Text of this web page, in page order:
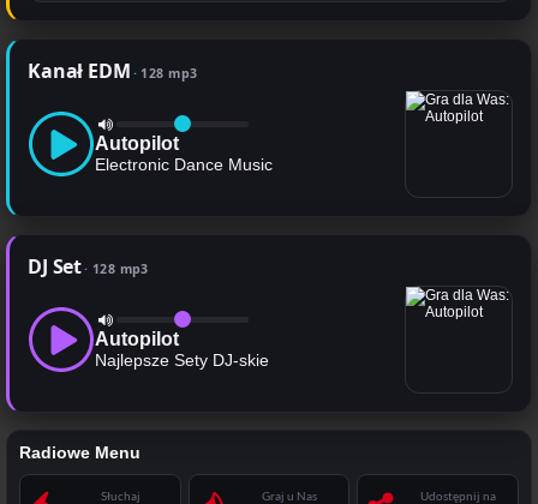
Kanał EDM 128 mp3
Autopilot
Electronic Dance Music
DJ Set 128 mp3
Autopilot
Najlepsze Sety DJ-skie
Radiowe Menu
Słuchaj Graj u Nas Udostępnij na